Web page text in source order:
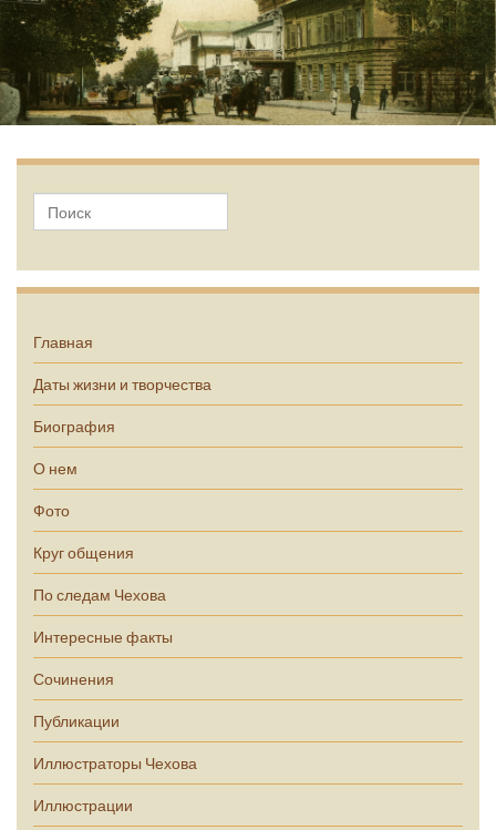
Главная
Даты жизни и творчества
Биография
О нем
Фото
Круг общения
По следам Чехова
Интересные факты
Сочинения
Публикации
Иллюстраторы Чехова
Иллюстрации